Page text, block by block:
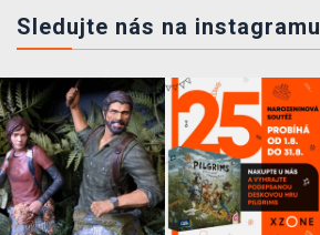
Sledujte nás na instagramu